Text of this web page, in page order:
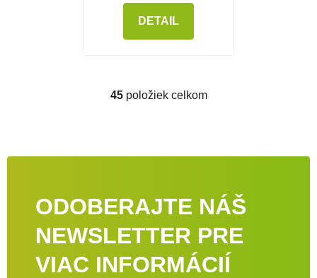
DETAIL
Ovládacie prvky výpisu
45položiek celkom
ODOBERAJTE NÁŠ
NEWSLETTER PRE
VIAC INFORMÁCIÍ